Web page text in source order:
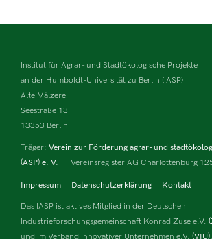
Institut für Agrar- und Stadtökologische Projekte
an der Humboldt-Universität zu Berlin (IASP)
Alte Mälzerei
Seestraße 13
13353 Berlin
Träger: Verein zur Förderung agrar- und
(ASP) e. V.
Vereinsregister AG Charlottenburg
Impressum Datenschutzerklärung Kontakt
Das IASP ist aktives Mitglied in der Deutschen
Industrieforschungsgemeinschaft Konrad Zuse e.V.
und im Verband Innovativer Unternehmen e.V. (VIU).